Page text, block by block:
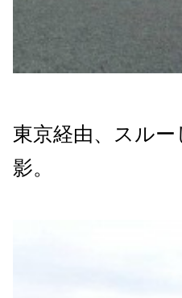
東京経由、スル
影。